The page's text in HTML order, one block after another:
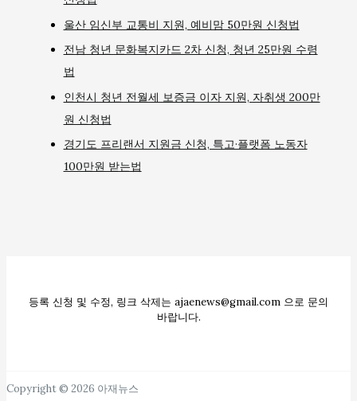
울산 임신부 교통비 지원, 예비맘 50만원 신청법
전남 청년 문화복지카드 2차 신청, 청년 25만원 수령
법
인천시 청년 전월세 보증금 이자 지원, 자취생 200만
원 신청법
경기도 프리랜서 지원금 신청, 특고·플랫폼 노동자
100만원 받는법
등록 신청 및 수정, 링크 삭제는 ajaenews@gmail.com 으로 문의
바랍니다.
Copyright © 2026 아재뉴스